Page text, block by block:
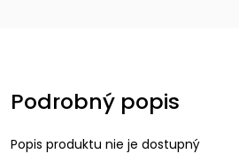
Podrobný popis
Popis produktu nie je dostupný